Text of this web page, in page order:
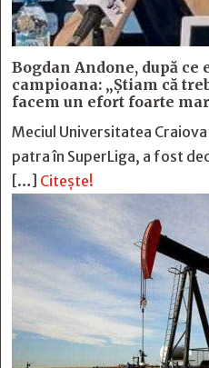
Bogdan Andone, după ce
campioana: „Ştiam că
facem un efort foarte
Meciul Universitatea
patra în SuperLiga, a fost
[…] Citește!